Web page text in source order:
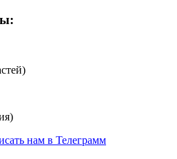
нам в Телеграмм